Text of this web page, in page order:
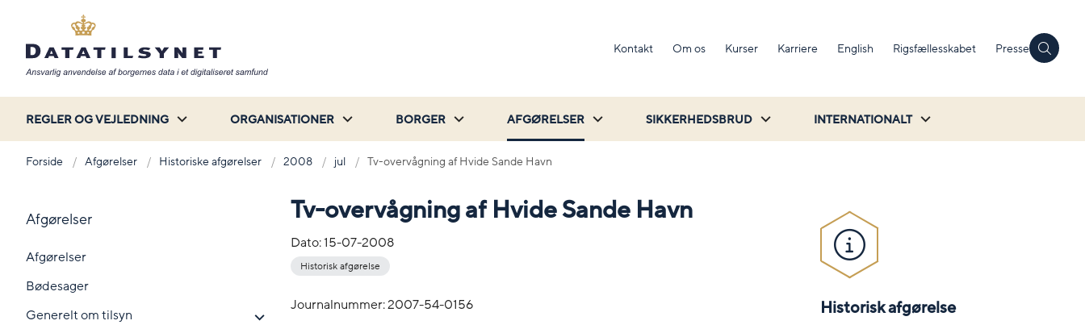
Kontakt Om os Kurser Karriere English Rigsfællesskabet Presse
REGLER OG VEJLEDNING ORGANISATIONER BORGER AFGØRELSER SIKKERHEDSBRUD INTERNATIONALT
Forside Afgørelser Historiske afgørelser 2008 jul Tv-overvågning af Hvide Sande Havn
Afgørelser
Afgørelser
Bødesager
Generelt om tilsyn
Tv-overvågning af Hvide Sande Havn
Dato:15-07-2008
Historisk afgørelse
Journalnummer: 2007-54-0156
Historisk afgørelse